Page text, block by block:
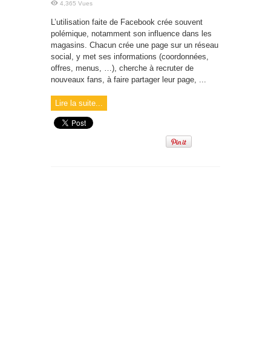
4,365 Vues
L’utilisation faite de Facebook crée souvent
polémique, notamment son influence dans les
magasins. Chacun crée une page sur un réseau
social, y met ses informations (coordonnées,
offres, menus, …), cherche à recruter de
nouveaux fans, à faire partager leur page, ...
Lire la suite...